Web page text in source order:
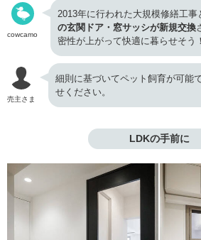
cowcamo
2013年に行われた大規模修繕工事
の玄関ドア・窓サッシが新規交換
密性が上がって快適に暮らせそう！
売主さま
細則に基づいてペット飼育が可能
せください。
LDKの手前に